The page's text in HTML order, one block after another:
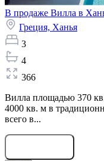
В продаже Вилла в
Греция, Ханья
3
4
366
Вилла площадью 370
4000 кв. м в
всего в...